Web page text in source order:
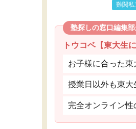
難関私
塾探しの窓口編集
トウコベ【東大生
お子様に合った東
授業日以外も東大
完全オンライン性